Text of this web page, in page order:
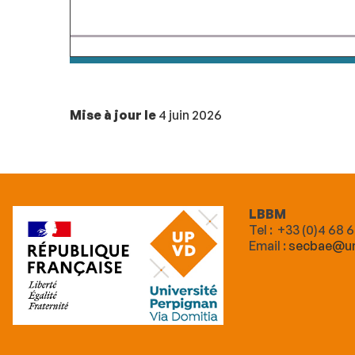
Mise à jour le 4 juin 2026
LBBM
Tel : +33 (0)4 68
Email :